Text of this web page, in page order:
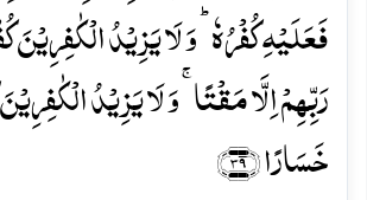
فَعَلَیۡہِ کُفۡرُہٗ ؕ وَ لَا یَزِیۡدُ
رَبِّہِمۡ اِلَّا مَقۡتًا ۚ وَ لَا یَزِیۡدُ
خَسَارًا ﴿۳۹﴾